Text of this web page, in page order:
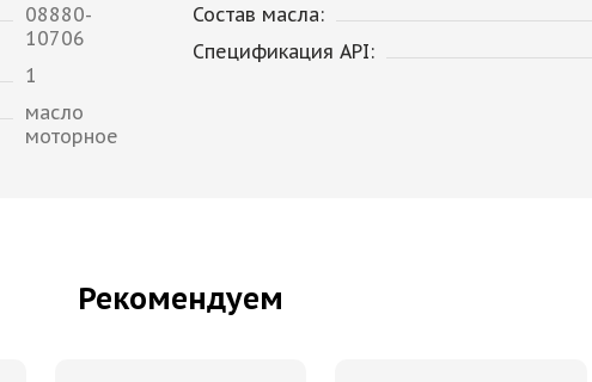
08880-
10706
1
масло
моторное
Состав масла:
Спецификация API:
Рекомендуем